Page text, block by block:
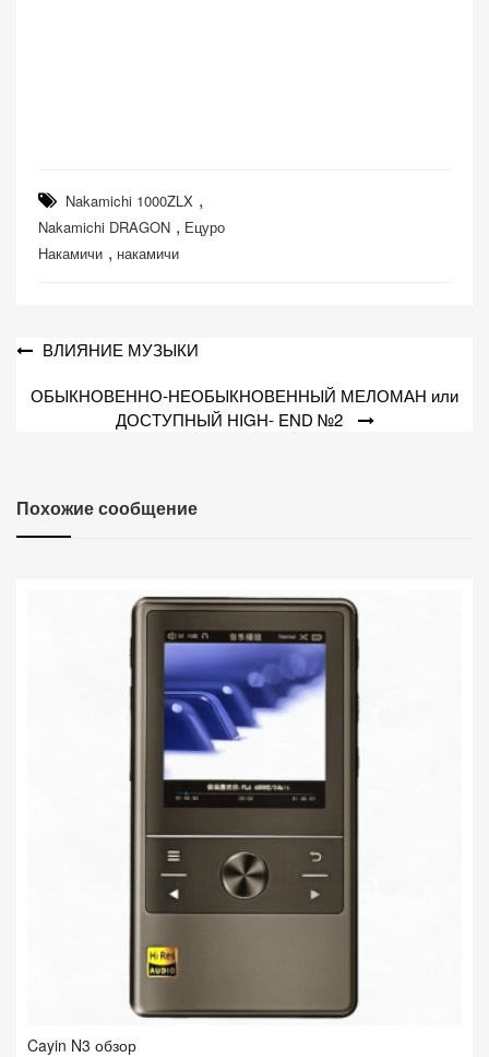
Nakamichi 1000ZLX ,
Nakamichi DRAGON , Ецуро
Накамичи , накамичи
Навигация
записям
ВЛИЯНИЕ МУЗЫКИ
ОБЫКНОВЕННО-НЕОБЫКНОВЕННЫЙ МЕЛОМАН или
ДОСТУПНЫЙ HIGH- END №2
Похожие сообщение
Cayin N3 обзор